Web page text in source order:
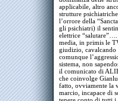
applicabile, altro
strutture
l’orrore della
gli psichiatri) il
elettrice
media, in primis le
giudizio, cavalcando
comunque
sistema, non
il comunicato di
che coinvolge
fatto, ovviamente la
marcio, incapace di